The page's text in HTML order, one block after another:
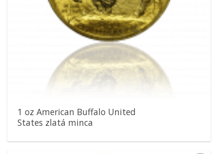
1 oz American Buffalo United
States zlatá minca